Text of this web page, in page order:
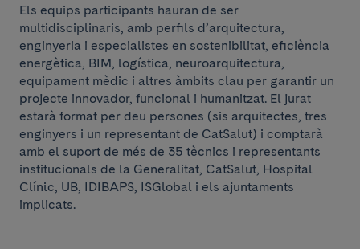
Els equips participants hauran de ser
multidisciplinaris, amb perfils d’arquitectura,
enginyeria i especialistes en sostenibilitat, eficiència
energètica, BIM, logística, neuroarquitectura,
equipament mèdic i altres àmbits clau per garantir un
projecte innovador, funcional i humanitzat. El jurat
estarà format per deu persones (sis arquitectes, tres
enginyers i un representant de CatSalut) i comptarà
amb el suport de més de 35 tècnics i representants
institucionals de la Generalitat, CatSalut, Hospital
Clínic, UB, IDIBAPS, ISGlobal i els ajuntaments
implicats.